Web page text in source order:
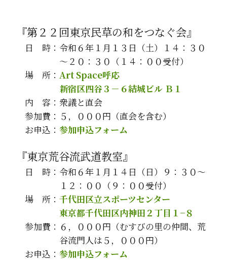
『第２２回東京民草の和をつなぐ会』
日 時：令和６年１月１３日（土）１４：３０
～２０：３０（１４：００受付）
場 所： Art Space呼応
新宿区四谷３－６結城ビル Ｂ１
内 容：衆議と直会
参加費：５，０００円（直会を含む）
お申込： 参加申込フォーム
『東京荒谷流武道教室』
日 時：令和６年１月１４日（日）９：３０～
１２：００（９：００受付）
場 所： 千代田区立スポーツセンター
東京都千代田区内神田２丁目１−８
参加費：６，０００円（むすびの里の仲間、荒
谷流門人は５，０００円）
お申込： 参加申込フォーム